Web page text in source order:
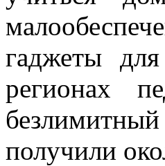
гаджеты
регионах
получили